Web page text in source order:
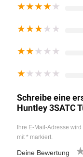
★★★★★
★★★★★
★★★★★
★★★★★
Schreibe eine
Huntley 3SATC
Ihre E-Mail-Adresse wird
mit * markiert.
Deine Bewertung